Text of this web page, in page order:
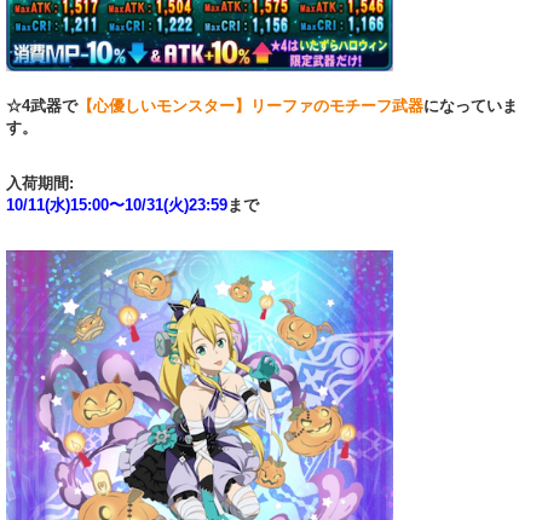
☆4武器で【心優しいモンスター】リーファのモチーフ武器になっていま
す。
入荷期間:
10/11(水)15:00〜10/31(火)23:59まで